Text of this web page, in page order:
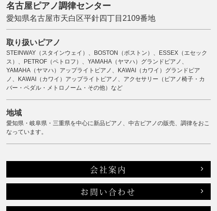
名古屋ピアノ調律センター
愛知県名古屋市天白区平針四丁目2109番地
取り扱いピアノ
STEINWAY（スタインウェイ）、BOSTON（ボストン）、ESSEX（エセック
ス）、PETROF（ペトロフ）、YAMAHA（ヤマハ）グランドピアノ、
YAMAHA（ヤマハ）アップライトピアノ、KAWAI（カワイ）グランドピア
ノ、KAWAI（カワイ）アップライトピアノ、アクセサリー（ピアノ椅子・カ
バー・ペダル・メトロノーム・その他）など
地域
愛知県・岐阜県・三重県を中心に新品ピアノ、中古ピアノの販売、調律をおこ
なっています。
会社案内
お問い合わせ